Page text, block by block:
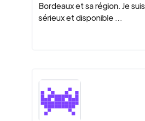
Bordeaux et sa région. Je suis
sérieux et disponible ...